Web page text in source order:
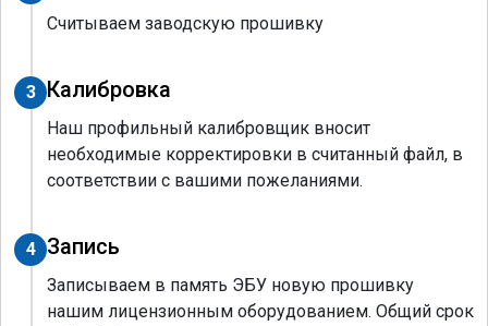
Считываем заводскую прошивку
3 Калибровка
Наш профильный калибровщик вносит
необходимые корректировки в считанный файл, в
соответствии с вашими пожеланиями.
4 Запись
Записываем в память ЭБУ новую прошивку
нашим лицензионным оборудованием. Общий срок